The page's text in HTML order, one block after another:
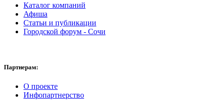
Каталог компаний
Афиша
Статьи и публикации
Городской форум - Сочи
Партнерам:
О проекте
Инфопартнерство